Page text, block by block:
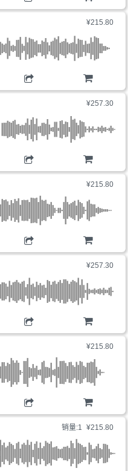
¥215.80
¥257.30
¥215.80
¥257.30
¥215.80
销量:1 ¥215.80